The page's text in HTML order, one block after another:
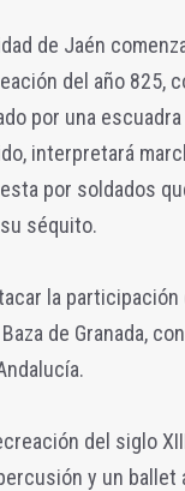
de Jaén
del año 825,
por una
interpretará
por soldados
séquito.
la
de Granada,
del siglo
y un ballet